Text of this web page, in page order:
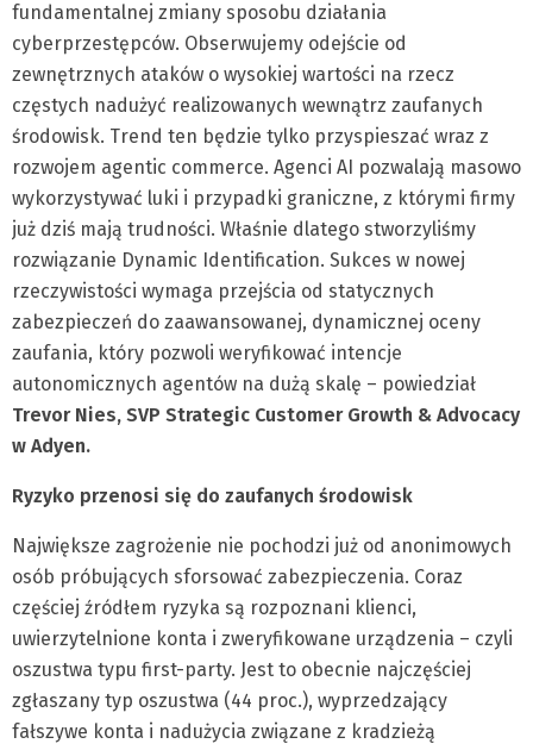
fundamentalnej zmiany sposobu działania
cyberprzestępców. Obserwujemy odejście od
zewnętrznych ataków o wysokiej wartości na rzecz
częstych nadużyć realizowanych wewnątrz zaufanych
środowisk. Trend ten będzie tylko przyspieszać wraz z
rozwojem agentic commerce. Agenci AI pozwalają masowo
wykorzystywać luki i przypadki graniczne, z którymi firmy
już dziś mają trudności. Właśnie dlatego stworzyliśmy
rozwiązanie Dynamic Identification. Sukces w nowej
rzeczywistości wymaga przejścia od statycznych
zabezpieczeń do zaawansowanej, dynamicznej oceny
zaufania, który pozwoli weryfikować intencje
autonomicznych agentów na dużą skalę – powiedział
Trevor Nies, SVP Strategic Customer Growth & Advocacy
w Adyen.
Ryzyko przenosi się do zaufanych środowisk
Największe zagrożenie nie pochodzi już od anonimowych
osób próbujących sforsować zabezpieczenia. Coraz
częściej źródłem ryzyka są rozpoznani klienci,
uwierzytelnione konta i zweryfikowane urządzenia – czyli
oszustwa typu first-party. Jest to obecnie najczęściej
zgłaszany typ oszustwa (44 proc.), wyprzedzający
fałszywe konta i nadużycia związane z kradzieżą